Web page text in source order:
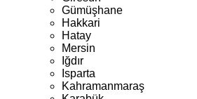
Gümüşhane
Hakkari
Hatay
Mersin
Iğdır
Isparta
Kahramanmaraş